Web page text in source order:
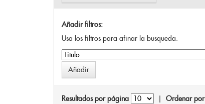
Añadir filtros:
Usa los filtros para afinar la busqueda.
Resultados por página Ordenar por